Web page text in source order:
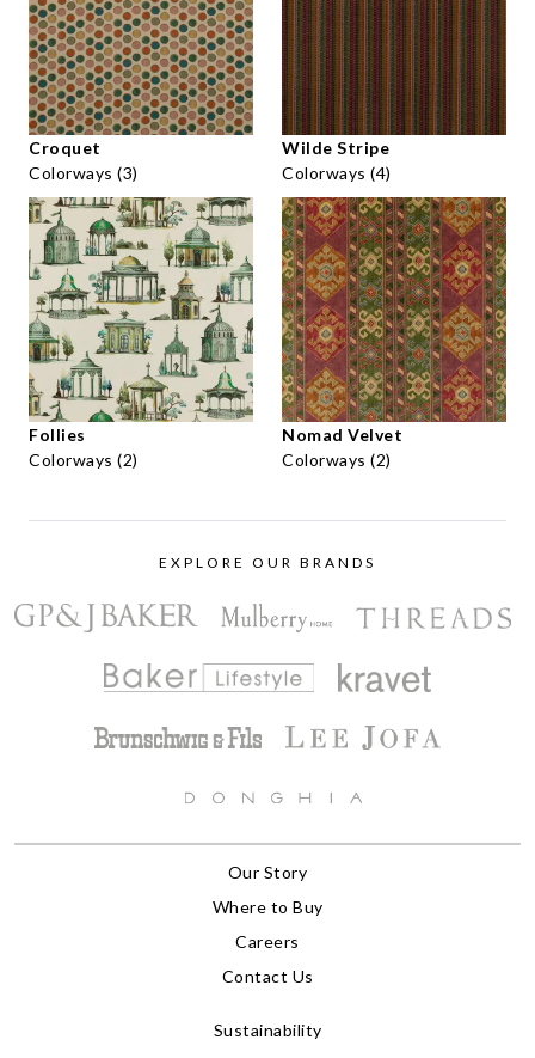
Croquet
Colorways (3)
Wilde Stripe
Colorways (4)
Follies
Colorways (2)
Nomad Velvet
Colorways (2)
EXPLORE OUR BRANDS
Our Story
Where to Buy
Careers
Contact Us
Sustainability